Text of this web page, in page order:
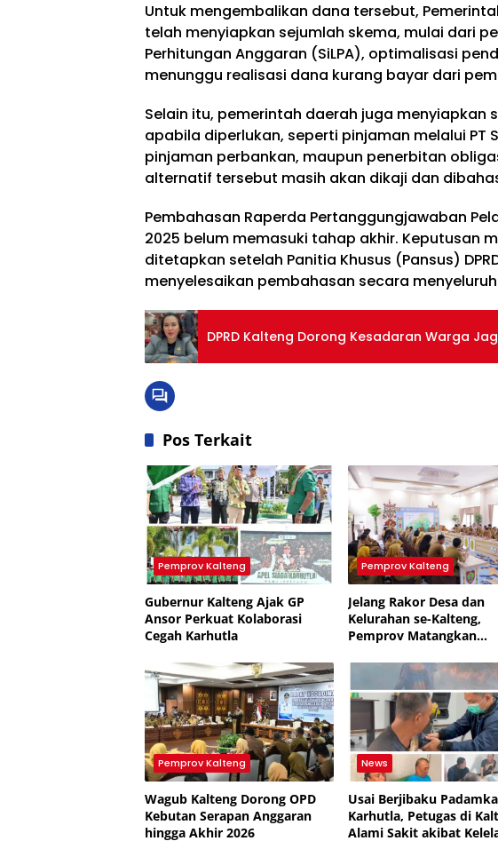
Untuk mengembalikan dana tersebut,
telah menyiapkan sejumlah skema, mulai dari
Perhitungan Anggaran (SiLPA), optimalisasi
menunggu realisasi dana kurang bayar dari
Selain itu, pemerintah daerah juga menyiapkan
apabila diperlukan, seperti pinjaman melalui PT
pinjaman perbankan, maupun penerbitan
alternatif tersebut masih akan dikaji dan
Pembahasan Raperda Pertanggungjawaban
2025 belum memasuki tahap akhir. Keputusan
ditetapkan setelah Panitia Khusus (Pansus)
menyelesaikan pembahasan secara
DPRD Kalteng Dorong Kesadaran Warga
Pos Terkait
Pemprov Kalteng
Gubernur Kalteng Ajak GP
Ansor Perkuat Kolaborasi
Cegah Karhutla
Pemprov Kalteng
Jelang Rakor Desa dan
Kelurahan se-Kalteng,
Pemprov Matangkan
Pemprov Kalteng
Wagub Kalteng Dorong OPD
Kebutan Serapan Anggaran
hingga Akhir 2026
News
Usai Berjibaku
Karhutla, Petugas di
Alami Sakit akibat